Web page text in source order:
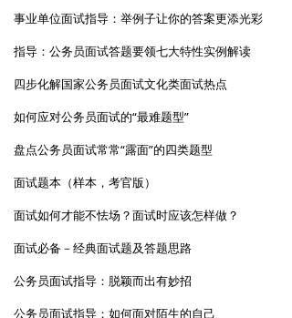
事业单位面试指导：举例子让你的答案更添光彩
指导：公务员面试答题要领七大特性实例解读
四步化解国家公务员面试文化类面试热点
如何应对公务员面试的“最难题型”
盘点公务员面试常常“露面”的四类题型
面试题本（样本，考官版）
面试如何才能不怯场？面试时应该怎样做？
面试必备－经典面试题及答题思路
公务员面试指导：脱颖而出有妙招
公务员面试指导：如何面对陌生的自己